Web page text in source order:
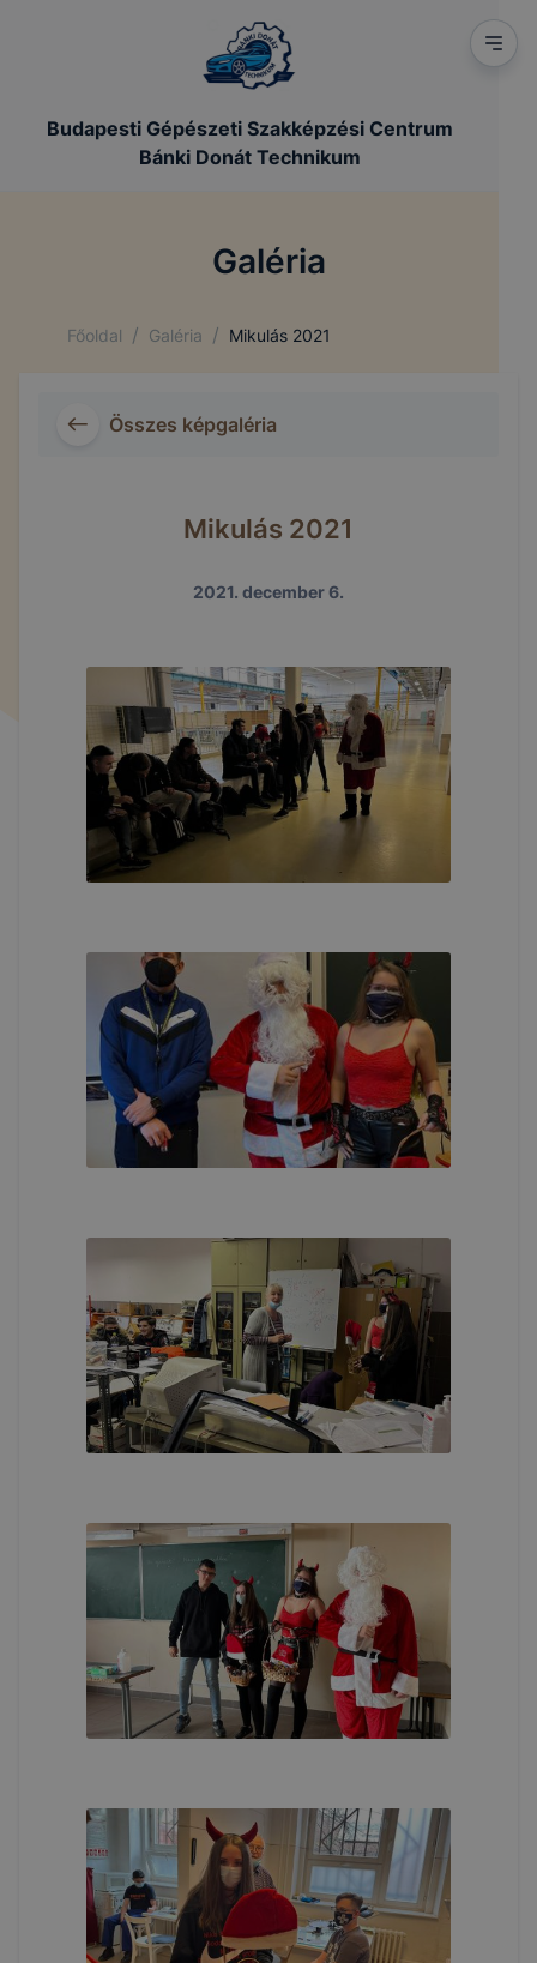
Budapesti Gépészeti Szakképzési Centrum
Bánki Donát Technikum
Galéria
Főoldal / Galéria / Mikulás 2021
Összes képgaléria
Mikulás 2021
2021. december 6.